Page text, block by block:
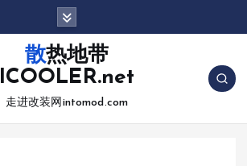
散热地带
ICOOLER.net
走进改装网intomod.com